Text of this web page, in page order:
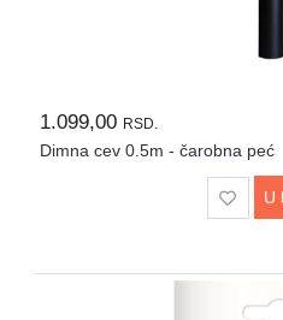
1.099,00 RSD.
Dimna cev 0.5m - čarobna peć
U